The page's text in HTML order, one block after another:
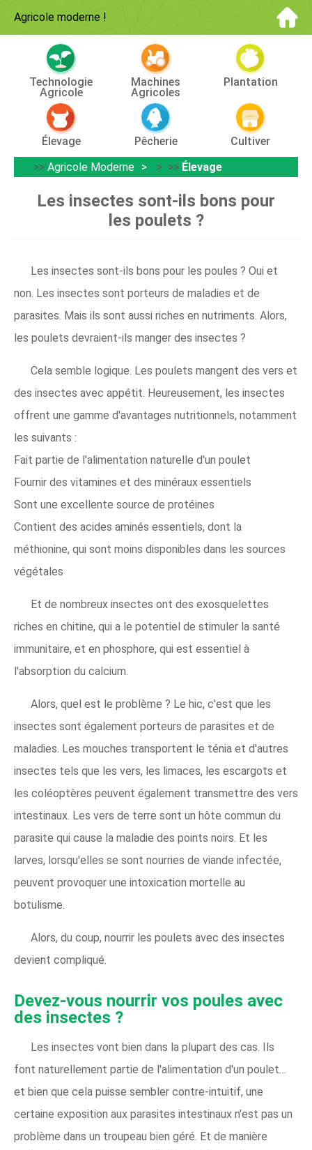
Agricole moderne !
Technologie
Agricole
Machines
Agricoles
Plantation
Élevage Pêcherie
Cultiver
>> Agricole Moderne > >> Élevage
Les insectes sont-ils bons pour
les poulets ?
Les insectes sont-ils bons pour les poules ? Oui et
non. Les insectes sont porteurs de maladies et de
parasites. Mais ils sont aussi riches en nutriments. Alors,
les poulets devraient-ils manger des insectes ?
Cela semble logique. Les poulets mangent des vers et
des insectes avec appétit. Heureusement, les insectes
offrent une gamme d'avantages nutritionnels, notamment
les suivants :
Fait partie de l'alimentation naturelle d'un poulet
Fournir des vitamines et des minéraux essentiels
Sont une excellente source de protéines
Contient des acides aminés essentiels, dont la
méthionine, qui sont moins disponibles dans les sources
végétales
Et de nombreux insectes ont des exosquelettes
riches en chitine, qui a le potentiel de stimuler la santé
immunitaire, et en phosphore, qui est essentiel à
l'absorption du calcium.
Alors, quel est le problème ? Le hic, c'est que les
insectes sont également porteurs de parasites et de
maladies. Les mouches transportent le ténia et d'autres
insectes tels que les vers, les limaces, les escargots et
les coléoptères peuvent également transmettre des vers
intestinaux. Les vers de terre sont un hôte commun du
parasite qui cause la maladie des points noirs. Et les
larves, lorsqu'elles se sont nourries de viande infectée,
peuvent provoquer une intoxication mortelle au
botulisme.
Alors, du coup, nourrir les poulets avec des insectes
devient compliqué.
Devez-vous nourrir vos poules avec
des insectes ?
Les insectes vont bien dans la plupart des cas. Ils
font naturellement partie de l'alimentation d'un poulet…
et bien que cela puisse sembler contre-intuitif, une
certaine exposition aux parasites intestinaux n'est pas un
problème dans un troupeau bien géré. Et de manière